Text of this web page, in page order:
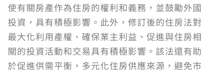
使有關房產作為住房的權利和義務，並鼓勵外國
投資，具有積極影響。此外，修訂後的住房法對
最大化利用產權、確保業主利益、促進與住房相
關的投資活動和交易具有積極影響。該法還有助
於促進供需平衡，多元化住房供應來源，避免市